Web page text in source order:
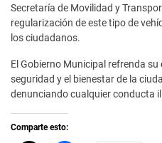
Secretaría de Movilidad y
regularización de este tipo de
los ciudadanos.
El Gobierno Municipal refrenda
seguridad y el bienestar de la
denunciando cualquier conducta
Comparte esto: